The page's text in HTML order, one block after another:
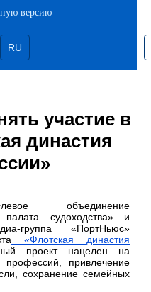
версию
RU
участие в
династия
объединение
палата судоходства» и
группа «ПортНьюс»
«Флотская династия
проект нацелен на
привлечение
сохранение семейных